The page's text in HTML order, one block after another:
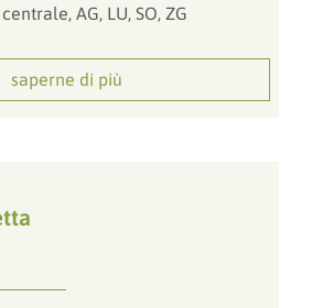
AG, LU, SO, ZG
saperne di più